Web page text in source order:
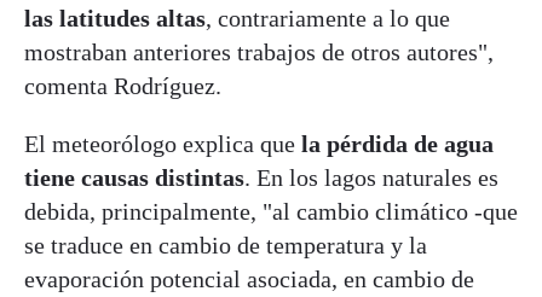
las latitudes altas, contrariamente a lo que
mostraban anteriores trabajos de otros autores",
comenta Rodríguez.
El meteorólogo explica que la pérdida de agua
tiene causas distintas. En los lagos naturales es
debida, principalmente, "al cambio climático -que
se traduce en cambio de temperatura y la
evaporación potencial asociada, en cambio de